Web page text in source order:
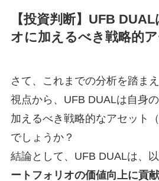
【投資判断】UFB
オに加えるべき戦略的
さて、これまでの分析を踏まえ
視点から、UFB DUALは自身の
加えるべき戦略的なアセット
でしょうか？
結論として、UFB DUALは、以
ートフォリオの価値向上に貢